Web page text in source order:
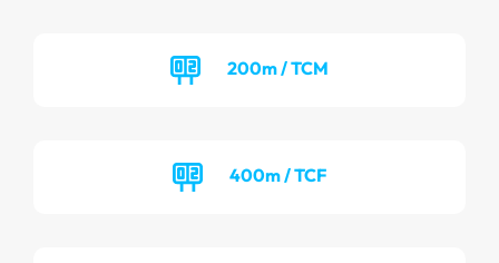
200m / TCM
400m / TCF